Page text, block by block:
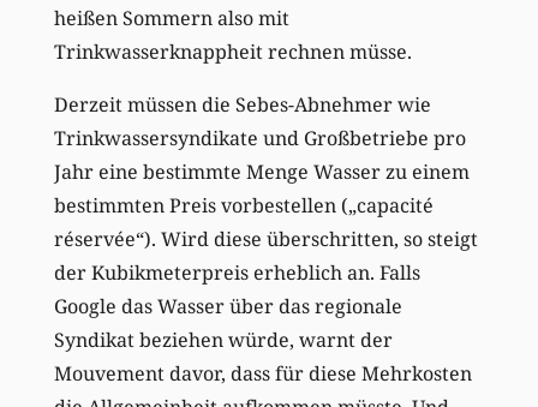
heißen Sommern also mit
Trinkwasserknappheit rechnen müsse.
Derzeit müssen die Sebes-Abnehmer wie
Trinkwassersyndikate und Großbetriebe pro
Jahr eine bestimmte Menge Wasser zu einem
bestimmten Preis vorbestellen („capacité
réservée“). Wird diese überschritten, so steigt
der Kubikmeterpreis erheblich an. Falls
Google das Wasser über das regionale
Syndikat beziehen würde, warnt der
Mouvement davor, dass für diese Mehrkosten